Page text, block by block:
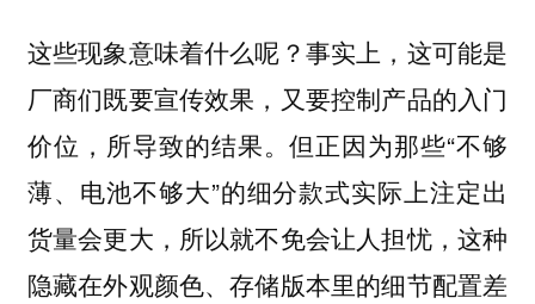
这些现象意味着什么呢？事实上，这可能是
厂商们既要宣传效果，又要控制产品的入门
价位，所导致的结果。但正因为那些“不够
薄、电池不够大”的细分款式实际上注定出
货量会更大，所以就不免会让人担忧，这种
隐藏在外观颜色、存储版本里的细节配置差